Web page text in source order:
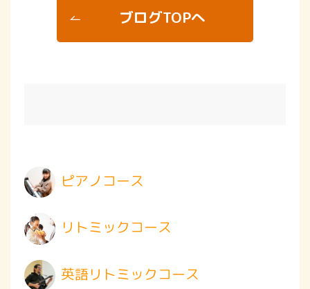
ブログTOPへ
ピアノコース
リトミックコース
英語リトミックコース